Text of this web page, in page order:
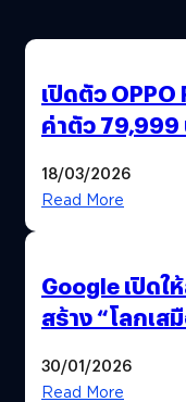
เปิดตัว
ค่าตัว 79,999
18/03/2026
Read More
Google เปิดใ
สร้าง “โลกเส
30/01/2026
Read More